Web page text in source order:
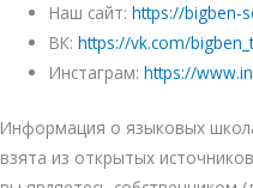
Наш сайт:https://bigben-
ВК:https://vk.com/
Инстаграм:https://
Информация о языковых
взята из открытых